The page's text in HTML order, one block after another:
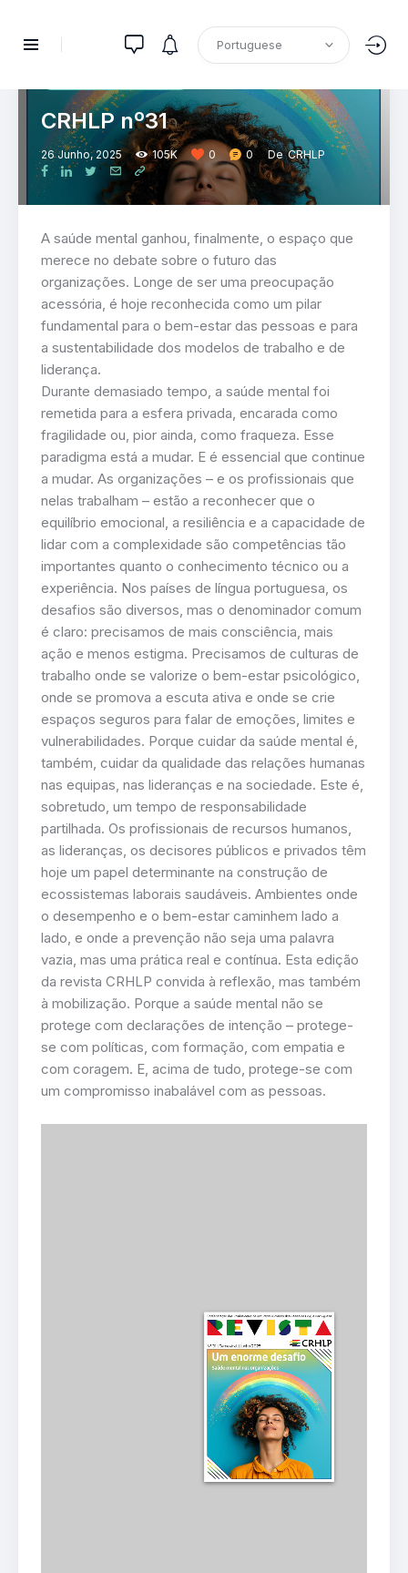
CRHLP PUBLICAÇÕES
CRHLP nº31
26 Junho, 2025 105K 0 0 De CRHLP
A saúde mental ganhou, finalmente, o espaço que
merece no debate sobre o futuro das
organizações. Longe de ser uma preocupação
acessória, é hoje reconhecida como um pilar
fundamental para o bem-estar das pessoas e para
a sustentabilidade dos modelos de trabalho e de
liderança.
Durante demasiado tempo, a saúde mental foi
remetida para a esfera privada, encarada como
fragilidade ou, pior ainda, como fraqueza. Esse
paradigma está a mudar. E é essencial que continue
a mudar. As organizações – e os profissionais que
nelas trabalham – estão a reconhecer que o
equilíbrio emocional, a resiliência e a capacidade de
lidar com a complexidade são competências tão
importantes quanto o conhecimento técnico ou a
experiência. Nos países de língua portuguesa, os
desafios são diversos, mas o denominador comum
é claro: precisamos de mais consciência, mais
ação e menos estigma. Precisamos de culturas de
trabalho onde se valorize o bem-estar psicológico,
onde se promova a escuta ativa e onde se crie
espaços seguros para falar de emoções, limites e
vulnerabilidades. Porque cuidar da saúde mental é,
também, cuidar da qualidade das relações humanas
nas equipas, nas lideranças e na sociedade. Este é,
sobretudo, um tempo de responsabilidade
partilhada. Os profissionais de recursos humanos,
as lideranças, os decisores públicos e privados têm
hoje um papel determinante na construção de
ecossistemas laborais saudáveis. Ambientes onde
o desempenho e o bem-estar caminhem lado a
lado, e onde a prevenção não seja uma palavra
vazia, mas uma prática real e contínua. Esta edição
da revista CRHLP convida à reflexão, mas também
à mobilização. Porque a saúde mental não se
protege com declarações de intenção – protege-
se com políticas, com formação, com empatia e
com coragem. E, acima de tudo, protege-se com
um compromisso inabalável com as pessoas.